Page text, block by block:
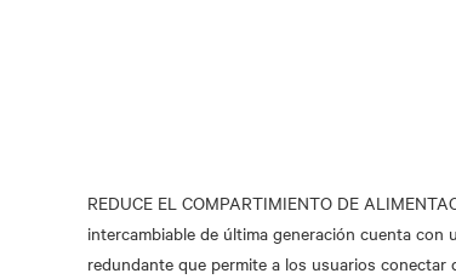
REDUCE EL COMPARTIMIENTO DE
intercambiable de última generación cuenta
redundante que permite a los usuarios